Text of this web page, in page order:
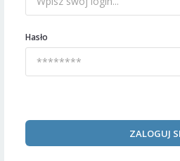
Hasło
ZALOGUJ